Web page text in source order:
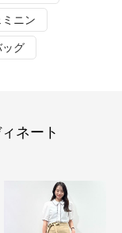
ニン
グ
ネート